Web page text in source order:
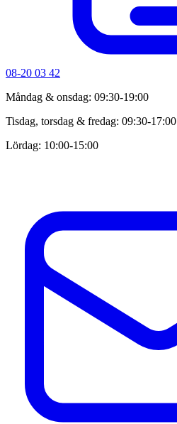
08-20 03 42
Måndag & onsdag: 09:30-19:00
Tisdag, torsdag & fredag: 09:30-17:00
Lördag: 10:00-15:00